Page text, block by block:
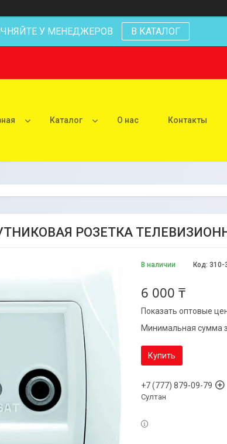
У МЕНЕДЖЕРОВ В КАТАЛОГ
Каталог О нас Контакты
РОЗЕТКА
В наличии Код: 310-
6 000 ₸
Показать оптовые
Минимальная сумма
Купить
+7 (777) 879-09-79
Султан